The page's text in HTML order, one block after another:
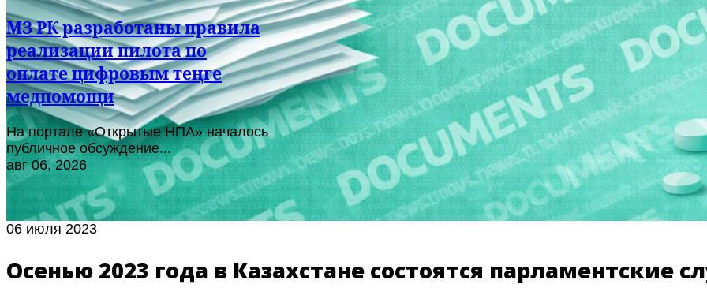
МЗ РК разработаны правила
реализации пилота по
оплате цифровым теңге
медпомощи
На портале «Открытые НПА» началось
публичное обсуждение...
авг 06, 2026
06 июля 2023
Осенью 2023 года в Казахстане состоятся парламентские